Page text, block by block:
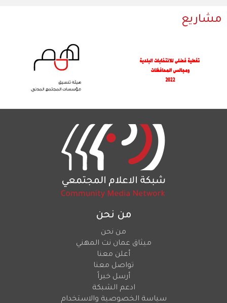
مشاريع
من نحن
من نحن
ميثاق عمان نت المهني
أعلن معنا
تواصل معنا
أرسل خبراً
ادعم الشبكة
سياسة الخصوصية والاستخدام